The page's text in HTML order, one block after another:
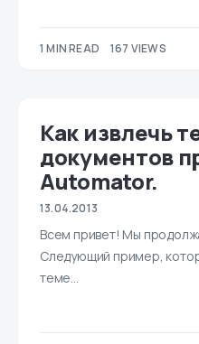
1 MIN READ 167 VIEWS
Как извлечь
документов
Automator.
13.04.2013
Всем привет! Мы
Следующий пример,
теме…